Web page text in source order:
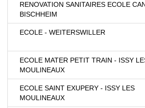
RENOVATION SANITAIRES ECOLE
BISCHHEIM
ECOLE - WEITERSWILLER
ECOLE MATER PETIT TRAIN - ISSY
MOULINEAUX
ECOLE SAINT EXUPERY - ISSY LES
MOULINEAUX